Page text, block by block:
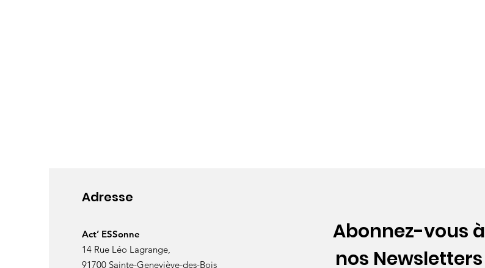
Adresse
Act’ ESSonne
14 Rue Léo Lagrange,
91700 Sainte-Geneviève-des-Bois
Abonnez-vous à
nos Newsletters